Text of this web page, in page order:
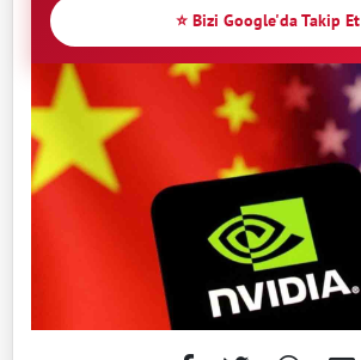
⭐ Bizi Google'da Takip Et